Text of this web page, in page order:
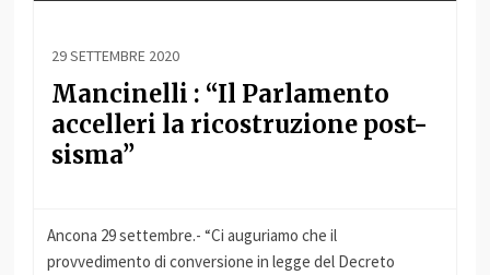
29 SETTEMBRE 2020
Mancinelli : “Il Parlamento
accelleri la ricostruzione post-
sisma”
Ancona 29 settembre.- “Ci auguriamo che il
provvedimento di conversione in legge del Decreto